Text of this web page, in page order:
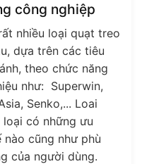
công nghiệp
nhiều loại quạt treo
dựa trên các tiêu
theo chức năng
như: Superwin,
Senko,... Loai
có những ưu
cũng như phù
của người dùng.